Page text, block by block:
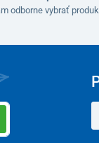
odborne vybrať